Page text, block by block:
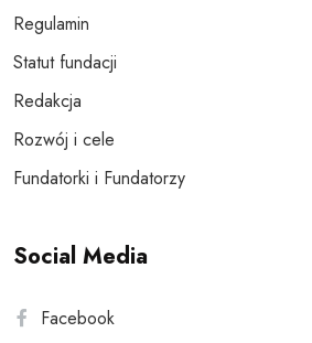
Regulamin
Statut fundacji
Redakcja
Rozwój i cele
Fundatorki i Fundatorzy
Social Media
Facebook